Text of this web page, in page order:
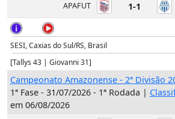
APAFUT
1-1
SESI, Caxias do Sul/RS, Brasil
[Tallys 43 | Giovanni 31]
Campeonato Amazonense - 2ª Divisão
1ª Fase - 31/07/2026 - 1ª Rodada |
em 06/08/2026